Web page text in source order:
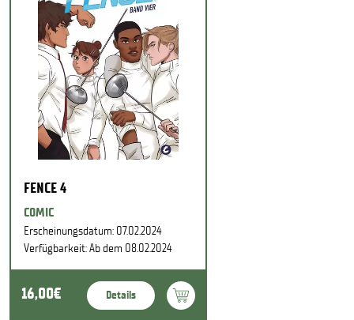
FENCE 4
COMIC
Erscheinungsdatum: 07.02.2024
Verfügbarkeit: Ab dem 08.02.2024
16,00€ Details